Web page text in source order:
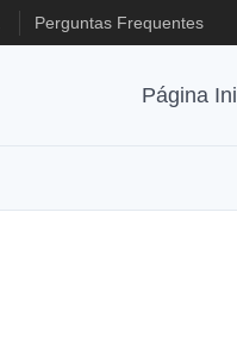
Perguntas Frequentes
Página